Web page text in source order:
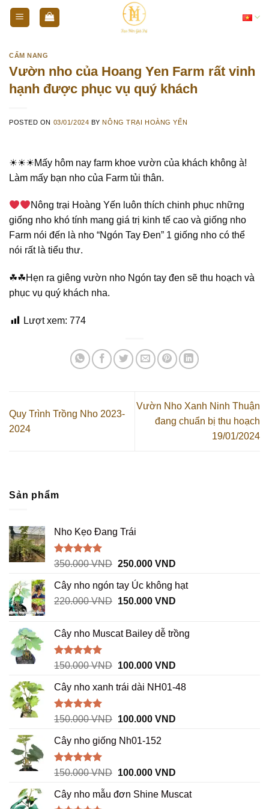
Skip
CẨM NANG
Vườn nho của Hoang Yen Farm rất vinh
hạnh được phục vụ quý khách
POSTED ON 03/01/2024 BYNÔNG TRẠI HOÀNG YẾN
☀☀☀Mấy hôm nay farm khoe vườn của khách không à!
Làm mấy bạn nho của Farm tủi thân.
Nông trại Hoàng Yến luôn thích chinh phục những
giống nho khó tính mang giá trị kinh tế cao và giống nho
Farm nói đến là nho “Ngón Tay Đen” 1 giống nho có thể
nói rất là tiểu thư.
☘☘Hẹn ra giêng vườn nho Ngón tay đen sẽ thu hoạch và
phục vụ quý khách nha.
Lượt xem: 774
Quy Trình Trồng Nho 2023-
2024
Vườn Nho Xanh Ninh Thuận
đang chuẩn bị thu hoạch
19/01/2024
Sản phẩm
Nho Kẹo Đang Trái
Được xếp
5 sao
350.000VND Giá
là:
350.000 VND.
250.000 VNDGiá
tại
là:
Cây nho ngón tay Úc không hạt
220.000VND Giá
220.000 VND.
150.000 VNDGiá
là:
Cây nho Muscat Bailey dễ trồng
Được xếp
5 sao
150.000VND Giá
là:
100.000 VNDGiá
tại
100.000 VND.
Cây nho xanh trái dài NH01-48
Được xếp
5 sao
150.000VND Giá
là:
100.000 VNDGiá
100.000 VND.
Cây nho giống Nh01-152
Được xếp
5 sao
150.000VND Giá
là:
100.000 VNDGiá
tại
Cây nho mẫu đơn Shine Muscat